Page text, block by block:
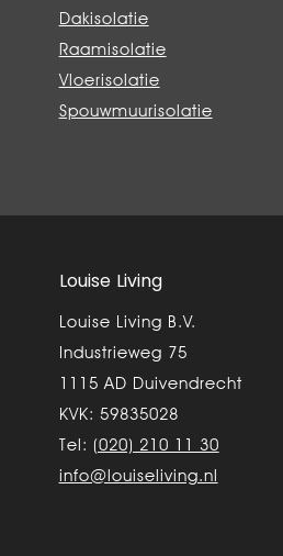
Dakisolatie
Raamisolatie
Vloerisolatie
Spouwmuurisolatie
Louise Living
Louise Living B.V.
Industrieweg 75
1115 AD Duivendrecht
KVK: 59835028
Tel: (020) 210 11 30
info@louiseliving.nl